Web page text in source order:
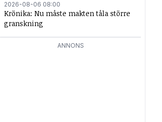
2026-08-06 08:00
Krönika: Nu måste makten tåla större
granskning
ANNONS